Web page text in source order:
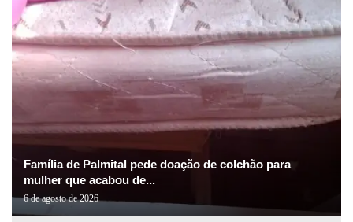
Família de Palmital pede doação de colchão para
mulher que acabou de...
6 de agosto de 2026